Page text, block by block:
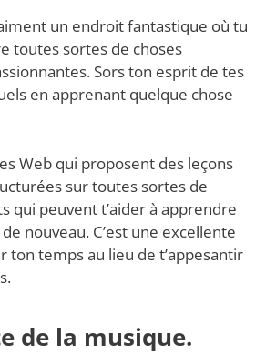
un endroit fantastique où tu
toutes sortes de choses
Sors ton esprit de tes
en apprenant quelque chose
Web qui proposent des leçons
sur toutes sortes de
qui peuvent t’aider à apprendre
nouveau. C’est une excellente
ton temps au lieu de t’appesantir
de la musique.